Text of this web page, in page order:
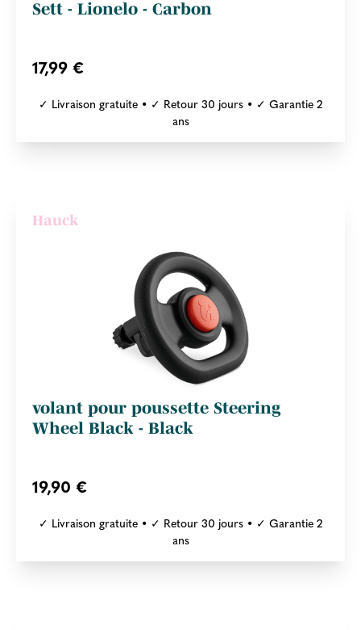
Sett - Lionelo - Carbon
17,99 €
✓ Livraison gratuite • ✓ Retour 30 jours • ✓ Garantie 2
ans
Hauck
volant pour poussette Steering
Wheel Black - Black
19,90 €
✓ Livraison gratuite • ✓ Retour 30 jours • ✓ Garantie 2
ans